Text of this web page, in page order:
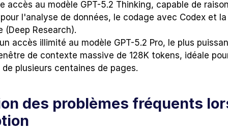
accès au modèle GPT-5.2 Thinking, capable de
l'analyse de données, le codage avec Codex et
(Deep Research).
accès illimité au modèle GPT-5.2 Pro, le plus
de contexte massive de 128K tokens, idéale
plusieurs centaines de pages.
des problèmes fréquents